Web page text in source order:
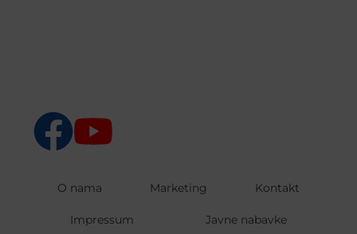
O nama Marketing Kontakt
Impressum Javne nabavke